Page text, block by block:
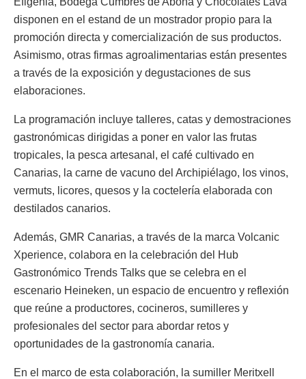
disponen en el estand de un mostrador propio para la
promoción directa y comercialización de sus productos.
Asimismo, otras firmas agroalimentarias están presentes
a través de la exposición y degustaciones de sus
elaboraciones.
La programación incluye talleres, catas y demostraciones
gastronómicas dirigidas a poner en valor las frutas
tropicales, la pesca artesanal, el café cultivado en
Canarias, la carne de vacuno del Archipiélago, los vinos,
vermuts, licores, quesos y la coctelería elaborada con
destilados canarios.
Además, GMR Canarias, a través de la marca Volcanic
Xperience, colabora en la celebración del Hub
Gastronómico Trends Talks que se celebra en el
escenario Heineken, un espacio de encuentro y reflexión
que reúne a productores, cocineros, sumilleres y
profesionales del sector para abordar retos y
oportunidades de la gastronomía canaria.
En el marco de esta colaboración, la sumiller Meritxell